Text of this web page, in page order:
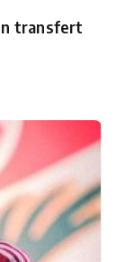
transfert